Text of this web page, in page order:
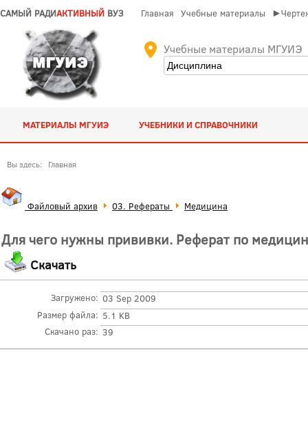
САМЫЙ РАДИАКТИВНЫЙ ВУЗ Главная Учебные материалы
Учебные материалы МГУИЭ
МАТЕРИАЛЫ МГУИЭ УЧЕБНИКИ И СПРАВОЧНИКИ
Вы здесь: Главная
Файловый архив 03. Рефераты Медицина
Для чего нужны прививки. Реферат по
Скачать
Загружено: 03 Sep 2009
Размер файла: 5.1 KB
Скачано раз: 39